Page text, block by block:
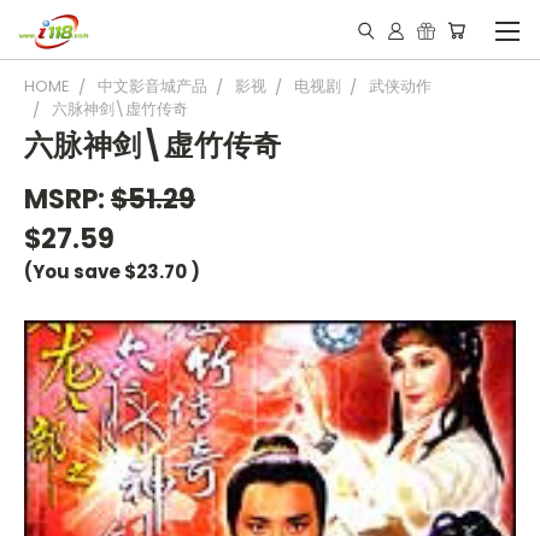
HOME 中文影音城产品 影视 电视剧
武侠动作
六脉神剑\虚竹传奇
六脉神剑\虚竹传奇
MSRP:$51.29
$27.59
(You save$23.70 )